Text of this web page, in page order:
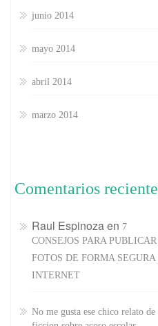
junio 2014
mayo 2014
abril 2014
marzo 2014
Comentarios
Raul Espinozaen 7
CONSEJOS PARA PUBLICAR
FOTOS DE FORMA
INTERNET
No me gusta ese chico relato de